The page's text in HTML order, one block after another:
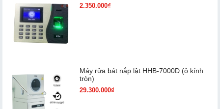
2.350.000₫
Máy rửa bát nắp lật HHB-7000D (ô kính
tròn)
29.300.000₫